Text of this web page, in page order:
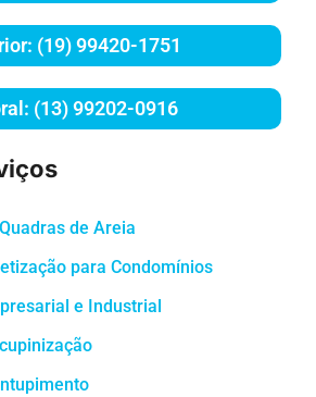
(19) 99420-1751
(13) 99202-0916
de Areia
para Condomínios
e Industrial